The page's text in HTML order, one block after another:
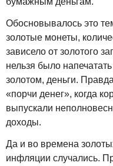
Обосновывалось это
золотые монеты,
зависело от золотого
нельзя было
золотом, деньги.
«порчи денег», когда
выпускали
доходы.
Да и во времена
инфляции случались.